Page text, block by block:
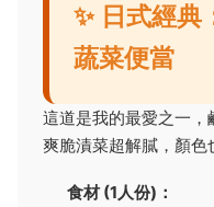
✨ 日式經典
蔬菜便當
這道是我的最愛之一
爽脆漬菜超解膩，顏色
食材 (1人份)：